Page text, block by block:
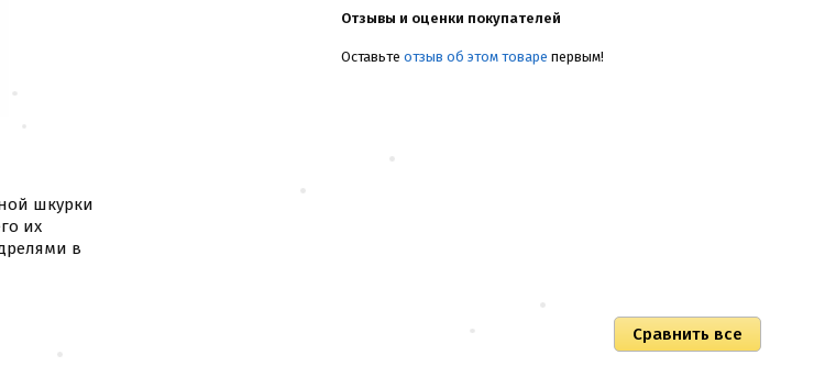
шкурки
их
в
Отзывы и оценки покупателей
Оставьте отзыв об этом товаре первым!